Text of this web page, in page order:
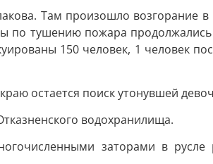
Там произошло возгорание в
по тушению пожара
150 человек, 1 человек
остается поиск утонувшей
водохранилища.
заторами в русле